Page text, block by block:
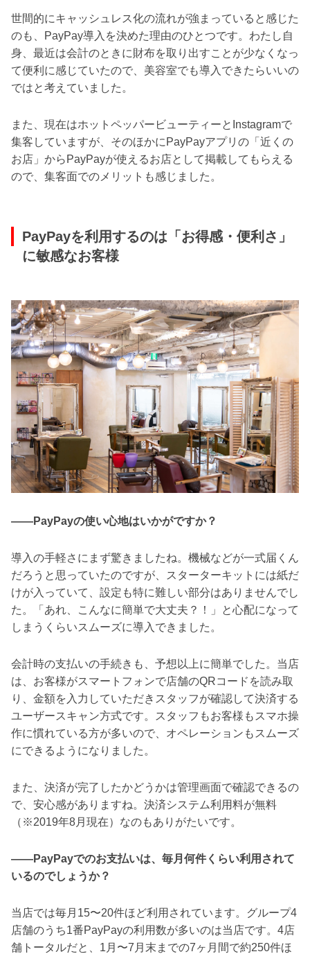
世間的にキャッシュレス化の流れが強まっていると感じた
のも、PayPay導入を決めた理由のひとつです。わたし自
身、最近は会計のときに財布を取り出すことが少なくなっ
て便利に感じていたので、美容室でも導入できたらいいの
ではと考えていました。
また、現在はホットペッパービューティーとInstagramで
集客していますが、そのほかにPayPayアプリの「近くの
お店」からPayPayが使えるお店として掲載してもらえる
ので、集客面でのメリットも感じました。
PayPayを利用するのは「お得感・便利さ」
に敏感なお客様
――PayPayの使い心地はいかがですか？
導入の手軽さにまず驚きましたね。機械などが一式届くん
だろうと思っていたのですが、スターターキットには紙だ
けが入っていて、設定も特に難しい部分はありませんでし
た。「あれ、こんなに簡単で大丈夫？！」と心配になって
しまうくらいスムーズに導入できました。
会計時の支払いの手続きも、予想以上に簡単でした。当店
は、お客様がスマートフォンで店舗のQRコードを読み取
り、金額を入力していただきスタッフが確認して決済する
ユーザースキャン方式です。スタッフもお客様もスマホ操
作に慣れている方が多いので、オペレーションもスムーズ
にできるようになりました。
また、決済が完了したかどうかは管理画面で確認できるの
で、安心感がありますね。決済システム利用料が無料
（※2019年8月現在）なのもありがたいです。
――PayPayでのお支払いは、毎月何件くらい利用されて
いるのでしょうか？
当店では毎月15〜20件ほど利用されています。グループ4
店舗のうち1番PayPayの利用数が多いのは当店です。4店
舗トータルだと、1月〜7月末までの7ヶ月間で約250件ほ